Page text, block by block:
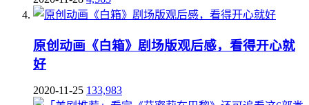
原创动画《白箱》剧场版观后感，看得开心就
好
2020-11-25 133,983